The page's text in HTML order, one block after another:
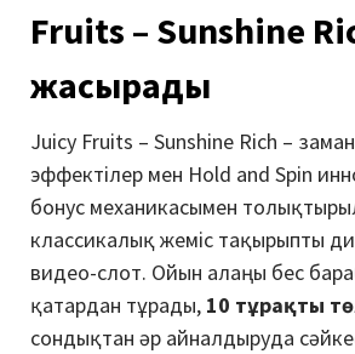
Fruits – Sunshine
жасырады
Juicy Fruits – Sunshine Rich –
эффектілер мен Hold and Spin
бонус механикасымен
классикалық жеміс тақырыпты
видео-слот. Ойын алаңы бес
қатардан тұрады, 10 тұрақты
сондықтан әр айналдыруда